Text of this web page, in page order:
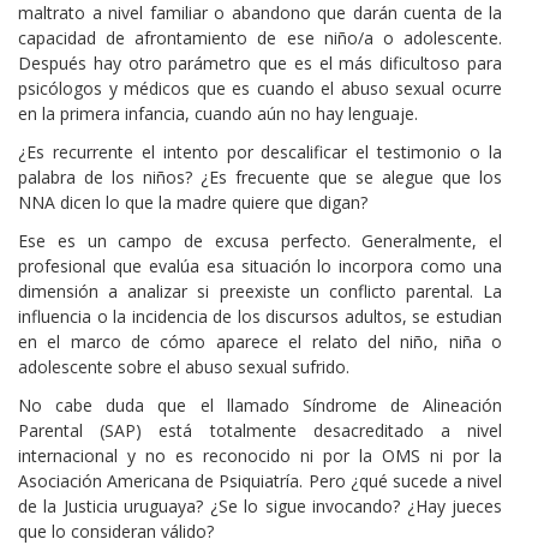
maltrato a nivel familiar o abandono que darán cuenta de la
capacidad de afrontamiento de ese niño/a o adolescente.
Después hay otro parámetro que es el más dificultoso para
psicólogos y médicos que es cuando el abuso sexual ocurre
en la primera infancia, cuando aún no hay lenguaje.
¿Es recurrente el intento por descalificar el testimonio o la
palabra de los niños? ¿Es frecuente que se alegue que los
NNA dicen lo que la madre quiere que digan?
Ese es un campo de excusa perfecto. Generalmente, el
profesional que evalúa esa situación lo incorpora como una
dimensión a analizar si preexiste un conflicto parental. La
influencia o la incidencia de los discursos adultos, se estudian
en el marco de cómo aparece el relato del niño, niña o
adolescente sobre el abuso sexual sufrido.
No cabe duda que el llamado Síndrome de Alineación
Parental (SAP) está totalmente desacreditado a nivel
internacional y no es reconocido ni por la OMS ni por la
Asociación Americana de Psiquiatría. Pero ¿qué sucede a nivel
de la Justicia uruguaya? ¿Se lo sigue invocando? ¿Hay jueces
que lo consideran válido?